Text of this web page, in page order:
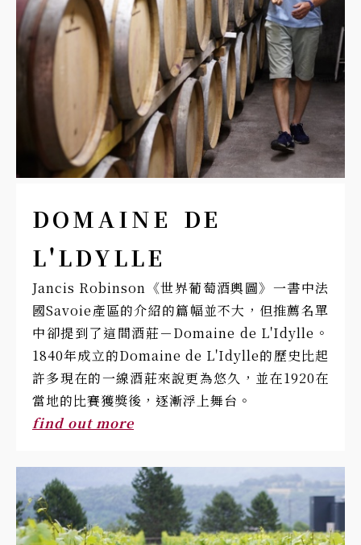
DOMAINE DE
L'LDYLLE
Jancis Robinson《世界葡萄酒輿圖》一書中法
國Savoie產區的介紹的篇幅並不大，但推薦名單
中卻提到了這間酒莊－Domaine de L'Idylle。
1840年成立的Domaine de L'Idylle的歷史比起
許多現在的一線酒莊來說更為悠久，並在1920在
當地的比賽獲獎後，逐漸浮上舞台。
find out more